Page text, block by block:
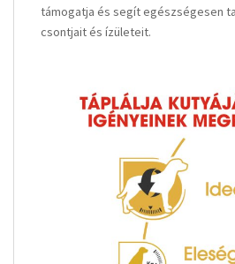
támogatja és segít egészségesen
csontjait és ízületeit.